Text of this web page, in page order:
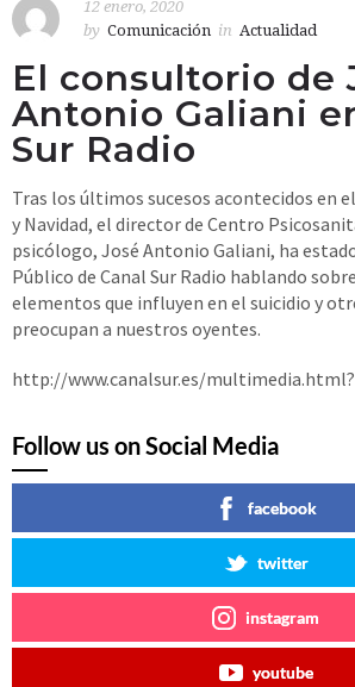
12 enero, 2020
by Comunicación in Actualidad
El consultorio de
Antonio Galiani
Sur Radio
Tras los últimos sucesos acontecidos en
y Navidad, el director de Centro
psicólogo, José Antonio Galiani, ha
Público de Canal Sur Radio hablando
elementos que influyen en el suicidio y
preocupan a nuestros oyentes.
http://www.canalsur.es/
Follow us on Social Media
facebook
twitter
instagram
youtube